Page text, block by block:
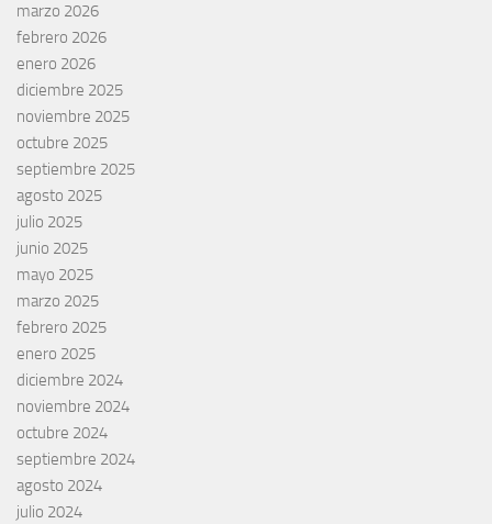
marzo 2026
febrero 2026
enero 2026
diciembre 2025
noviembre 2025
octubre 2025
septiembre 2025
agosto 2025
julio 2025
junio 2025
mayo 2025
marzo 2025
febrero 2025
enero 2025
diciembre 2024
noviembre 2024
octubre 2024
septiembre 2024
agosto 2024
julio 2024